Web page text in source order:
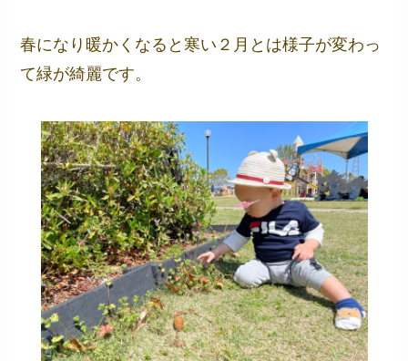
春になり暖かくなると寒い２月とは様子が変わっ
て緑が綺麗です。